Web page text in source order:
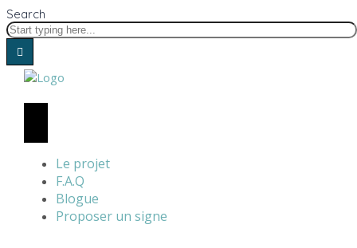
Search
Le projet
F.A.Q
Blogue
Proposer un signe